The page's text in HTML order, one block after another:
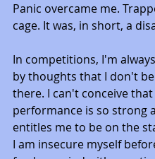
Panic overcame me.
cage. It was, in short, a
In competitions, I'm
by thoughts that I don't
there. I can't conceive
performance is so strong
entitles me to be on the
I am insecure myself